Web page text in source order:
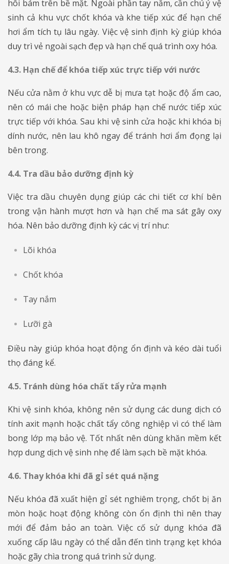
hôi bám trên bề mặt. Ngoài phần tay nắm, cần chú ý vệ
sinh cả khu vực chốt khóa và khe tiếp xúc để hạn chế
hơi ẩm tích tụ lâu ngày. Việc vệ sinh định kỳ giúp khóa
duy trì vẻ ngoài sạch đẹp và hạn chế quá trình oxy hóa.
4.3. Hạn chế để khóa tiếp xúc trực tiếp với nước
Nếu cửa nằm ở khu vực dễ bị mưa tạt hoặc độ ẩm cao,
nên có mái che hoặc biện pháp hạn chế nước tiếp xúc
trực tiếp với khóa. Sau khi vệ sinh cửa hoặc khi khóa bị
dính nước, nên lau khô ngay để tránh hơi ẩm đọng lại
bên trong.
4.4. Tra dầu bảo dưỡng định kỳ
​​​​​​​Việc tra dầu chuyên dụng giúp các chi tiết cơ khí bên
trong vận hành mượt hơn và hạn chế ma sát gây oxy
hóa. Nên bảo dưỡng định kỳ các vị trí như:
Lõi khóa
Chốt khóa
Tay nắm
Lưỡi gà
Điều này giúp khóa hoạt động ổn định và kéo dài tuổi
thọ đáng kể.
4.5. Tránh dùng hóa chất tẩy rửa mạnh
​​​​​​​Khi vệ sinh khóa, không nên sử dụng các dung dịch có
tính axit mạnh hoặc chất tẩy công nghiệp vì có thể làm
bong lớp mạ bảo vệ. Tốt nhất nên dùng khăn mềm kết
hợp dung dịch vệ sinh nhẹ để làm sạch bề mặt khóa.
4.6. Thay khóa khi đã gỉ sét quá nặng
​​​​​​​Nếu khóa đã xuất hiện gỉ sét nghiêm trọng, chốt bị ăn
mòn hoặc hoạt động không còn ổn định thì nên thay
mới để đảm bảo an toàn. Việc cố sử dụng khóa đã
xuống cấp lâu ngày có thể dẫn đến tình trạng kẹt khóa
hoặc gãy chìa trong quá trình sử dụng.